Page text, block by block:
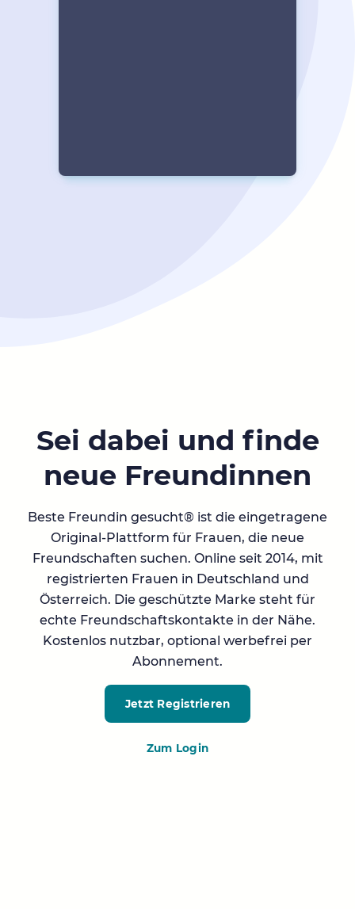
Sei dabei und finde
neue Freundinnen
Beste Freundin gesucht® ist die eingetragene
Original-Plattform für Frauen, die neue
Freundschaften suchen. Online seit 2014, mit
registrierten Frauen in Deutschland und
Österreich. Die geschützte Marke steht für
echte Freundschaftskontakte in der Nähe.
Kostenlos nutzbar, optional werbefrei per
Abonnement.
Jetzt Registrieren
Zum Login